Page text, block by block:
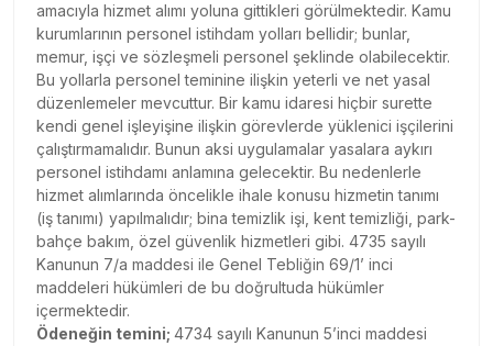
amacıyla hizmet alımı yoluna gittikleri görülmektedir. Kamu
kurumlarının personel istihdam yolları bellidir; bunlar,
memur, işçi ve sözleşmeli personel şeklinde olabilecektir.
Bu yollarla personel teminine ilişkin yeterli ve net yasal
düzenlemeler mevcuttur. Bir kamu idaresi hiçbir surette
kendi genel işleyişine ilişkin görevlerde yüklenici işçilerini
çalıştırmamalıdır. Bunun aksi uygulamalar yasalara aykırı
personel istihdamı anlamına gelecektir. Bu nedenlerle
hizmet alımlarında öncelikle ihale konusu hizmetin tanımı
(iş tanımı) yapılmalıdır; bina temizlik işi, kent temizliği, park-
bahçe bakım, özel güvenlik hizmetleri gibi. 4735 sayılı
Kanunun 7/a maddesi ile Genel Tebliğin 69/1’ inci
maddeleri hükümleri de bu doğrultuda hükümler
içermektedir.
Ödeneğin temini; 4734 sayılı Kanunun 5’inci maddesi